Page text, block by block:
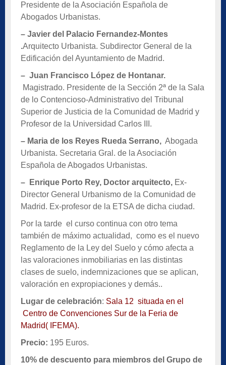
Presidente de la Asociación Española de
Abogados Urbanistas.
– Javier del Palacio Fernandez-Montes
.Arquitecto Urbanista. Subdirector General de la
Edificación del Ayuntamiento de Madrid.
– Juan Francisco López de Hontanar.
Magistrado. Presidente de la Sección 2ª de la Sala
de lo Contencioso-Administrativo del Tribunal
Superior de Justicia de la Comunidad de Madrid y
Profesor de la Universidad Carlos III.
– Maria de los Reyes Rueda Serrano, Abogada
Urbanista. Secretaria Gral. de la Asociación
Española de Abogados Urbanistas.
–
Enrique Porto Rey, Doctor arquitecto, Ex-
Director General Urbanismo de la Comunidad de
Madrid. Ex-profesor de la ETSA de dicha ciudad.
Por la tarde el curso continua con otro tema
también de máximo actualidad, como es el nuevo
Reglamento de la Ley del Suelo y cómo afecta a
las valoraciones inmobiliarias en las distintas
clases de suelo, indemnizaciones que se aplican,
valoración en expropiaciones y demás..
Lugar de celebración: Sala 12 situada en el
Centro de Convenciones Sur de la Feria de
Madrid( IFEMA).
Precio: 195 Euros.
10% de descuento para miembros del Grupo de